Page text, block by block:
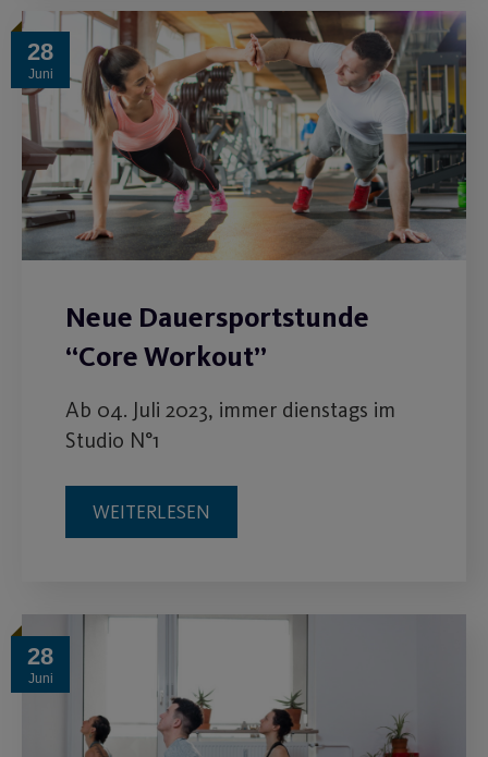
28
Juni
Neue Dauersportstunde
“Core Workout”
Ab 04. Juli 2023, immer dienstags im
Studio N°1
WEITERLESEN
28
Juni